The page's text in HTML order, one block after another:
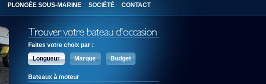
PLONGÉE SOUS-MARINE SOCIÉTÉ CONTACT
Faites votre choix par :
Longueur
Marque Budget
Bateaux à moteur